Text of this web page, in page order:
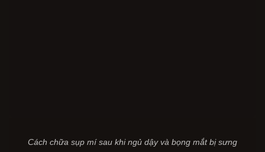
Cách chữa sụp mí sau khi ngủ dậy và bọng mắt bị sưng